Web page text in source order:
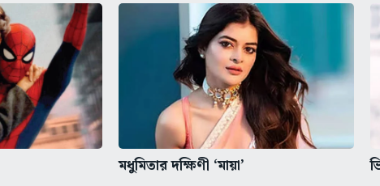
মধুমিতার দক্ষিণী ‘মায়া’